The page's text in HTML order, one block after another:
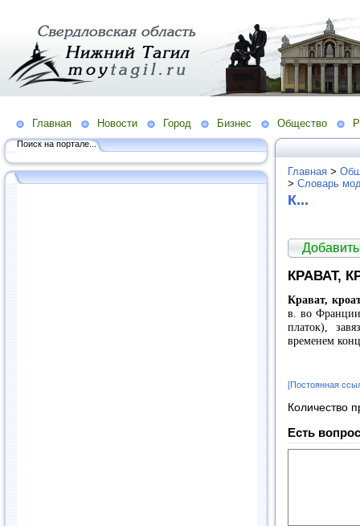
Главная Новости Город Бизнес Общество
Поиск на портале...
Главная >
> Словарь
К...
КРАВАТ,
Крават,
в. во
платок),
временем
[Постоянная
Количество
Есть